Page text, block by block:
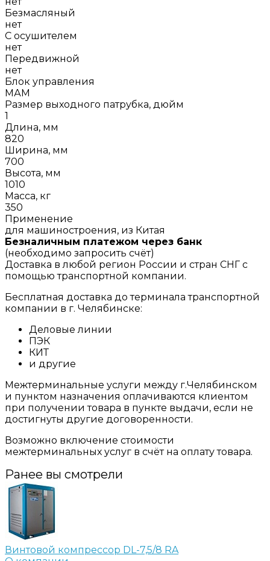
Безмасляный
нет
С осушителем
нет
Передвижной
нет
Блок управления
МАМ
Размер выходного патрубка, дюйм
1
Длина, мм
820
Ширина, мм
700
Высота, мм
1010
Масса, кг
350
Применение
для машиностроения, из Китая
Безналичным платежом через банк
(необходимо запросить счёт)
Доставка в любой регион России и стран СНГ с
помощью транспортной компании.
Бесплатная доставка до терминала транспортной
компании в г. Челябинске:
Деловые линии
ПЭК
КИТ
и другие
Межтерминальные услуги между г.Челябинском
и пунктом назначения оплачиваются клиентом
при получении товара в пункте выдачи, если не
достигнуты другие договоренности.
Возможно включение стоимости
межтерминальных услуг в счёт на оплату товара.
Ранее вы смотрели
Винтовой компрессор DL-7,5/8 RA